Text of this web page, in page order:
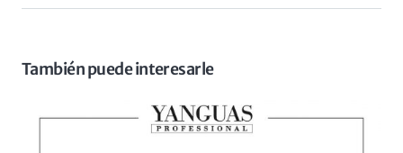
También puede interesarle